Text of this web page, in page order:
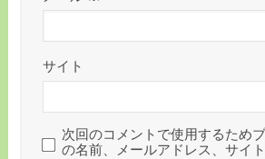
サイト
次回のコメントで使用するため
の名前、メールアドレス、サイト